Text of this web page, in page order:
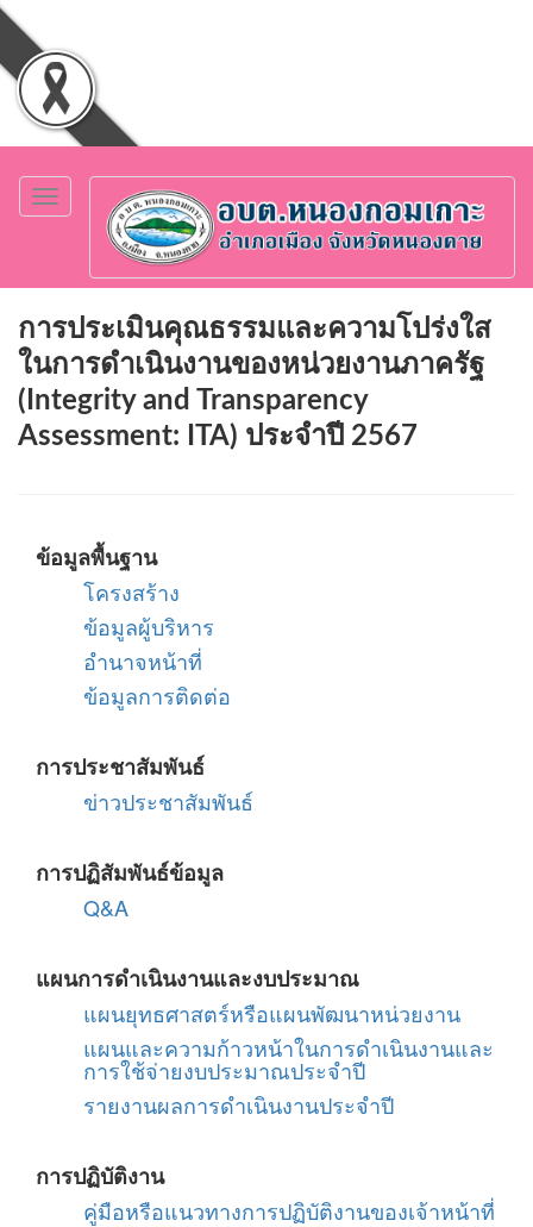
Toggle
navigation
การประเมินคุณธรรมและความโปร่งใส
ในการดำเนินงานของหน่วยงานภาครัฐ
(Integrity and Transparency
Assessment: ITA) ประจำปี 2567
ข้อมูลพื้นฐาน
โครงสร้าง
ข้อมูลผู้บริหาร
อำนาจหน้าที่
ข้อมูลการติดต่อ
การประชาสัมพันธ์
ข่าวประชาสัมพันธ์
การปฏิสัมพันธ์ข้อมูล
Q&A
แผนการดำเนินงานและงบประมาณ
แผนยุทธศาสตร์หรือแผนพัฒนาหน่วยงาน
แผนและความก้าวหน้าในการดำเนินงานและ
การใช้จ่ายงบประมาณประจำปี
รายงานผลการดำเนินงานประจำปี
การปฏิบัติงาน
คู่มือหรือแนวทางการปฏิบัติงานของเจ้าหน้าที่